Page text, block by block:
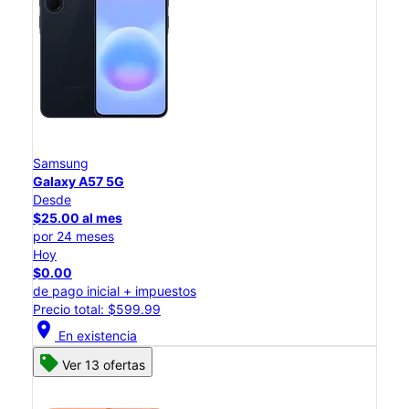
Samsung
Galaxy A57 5G
Desde
$25.00 al mes
por 24 meses
Hoy
$0.00
de pago inicial + impuestos
Precio total: $599.99
location_on En existencia
Ver 13 ofertas